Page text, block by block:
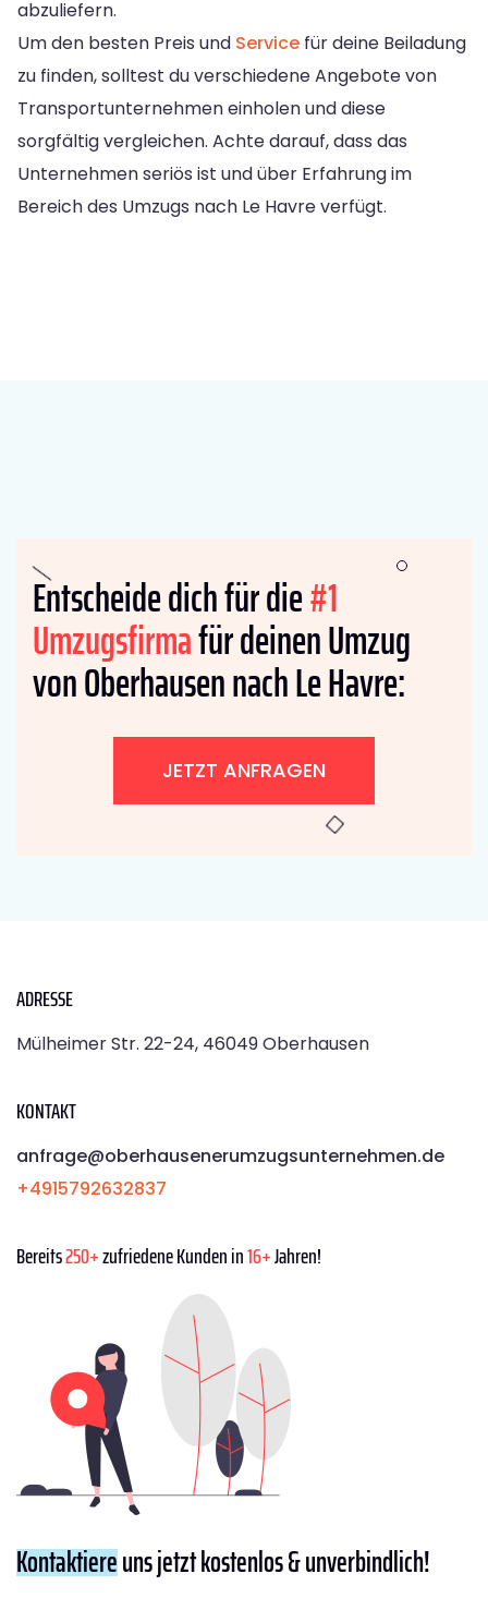
abzuliefern.
Um den besten Preis und Service für deine Beiladung
zu finden, solltest du verschiedene Angebote von
Transportunternehmen einholen und diese
sorgfältig vergleichen. Achte darauf, dass das
Unternehmen seriös ist und über Erfahrung im
Bereich des Umzugs nach Le Havre verfügt.
Entscheide dich für die#1
Umzugsfirmafür deinen Umzug
von Oberhausen nach Le Havre:
JETZT ANFRAGEN
ADRESSE
Mülheimer Str. 22-24, 46049 Oberhausen
KONTAKT
anfrage@oberhausenerumzugsunternehmen.de
+4915792632837
Bereits250+zufriedene Kunden in16+Jahren!
Kontaktiereuns jetzt kostenlos & unverbindlich!